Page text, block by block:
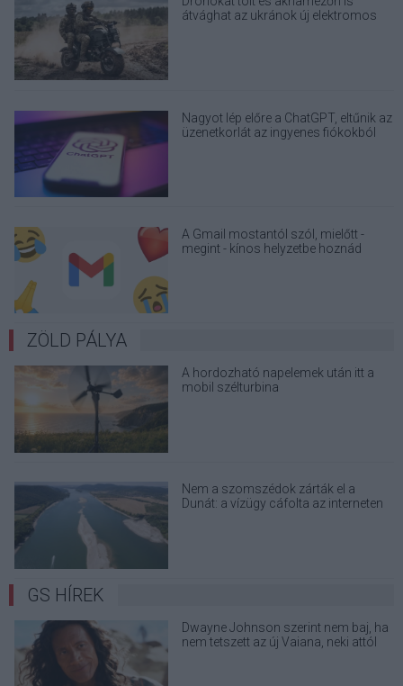
átvághat az ukránok új elektromos
Nagyot lép előre a ChatGPT, eltűnik az
üzenetkorlát az ingyenes fiókokból
A Gmail mostantól szól, mielőtt -
megint - kínos helyzetbe hoznád
ZÖLD PÁLYA
A hordozható napelemek után itt a
mobil szélturbina
Nem a szomszédok zárták el a
Dunát: a vízügy cáfolta az interneten
GS HÍREK
Dwayne Johnson szerint nem baj, ha
nem tetszett az új Vaiana, neki attól